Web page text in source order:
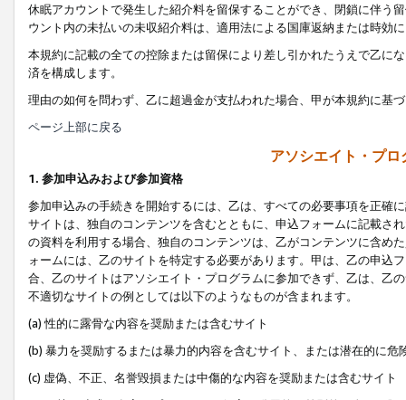
休眠アカウントで発生した紹介料を留保することができ、閉鎖に伴う
ウント内の未払いの未収紹介料は、適用法による国庫返納または時効
本規約に記載の全ての控除または留保により差し引かれたうえで乙に
済を構成します。
理由の如何を問わず、乙に超過金が支払われた場合、甲が本規約に基
ページ上部に戻る
アソシエイト・プ
1. 参加申込みおよび参加資格
参加申込みの手続きを開始するには、乙は、すべての必要事項を正確
サイトは、独自のコンテンツを含むとともに、申込フォームに記載さ
の資料を利用する場合、独自のコンテンツは、乙がコンテンツに含め
ォームには、乙のサイトを特定する必要があります。甲は、乙の申込
合、乙のサイトはアソシエイト・プログラムに参加できず、乙は、乙
不適切なサイトの例としては以下のようなものが含まれます。
(a) 性的に露骨な内容を奨励または含むサイト
(b) 暴力を奨励するまたは暴力的内容を含むサイト、または潜在的に
(c) 虚偽、不正、名誉毀損または中傷的な内容を奨励または含むサイト